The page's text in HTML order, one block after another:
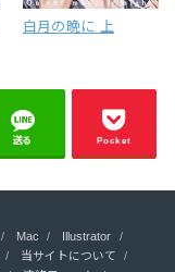
白月の晩に 上
送る Pocket
Mac
Illustrator
当サイトについて